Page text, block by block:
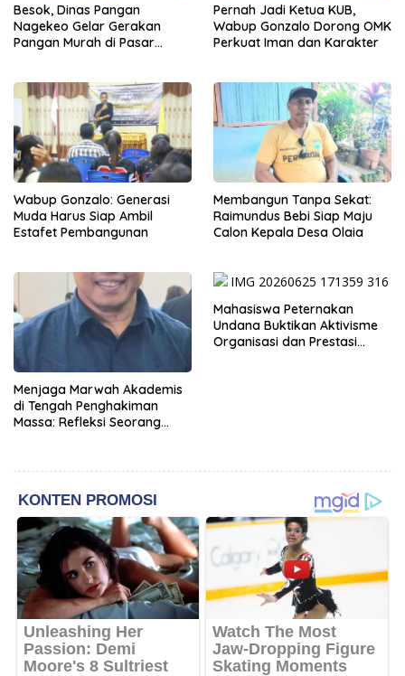
Besok, Dinas Pangan
Nagekeo Gelar Gerakan
Pangan Murah di Pasar
Pernah Jadi Ketua KUB,
Wabup Gonzalo Dorong OMK
Perkuat Iman dan Karakter
Wabup Gonzalo: Generasi
Muda Harus Siap Ambil
Estafet Pembangunan
Membangun Tanpa Sekat:
Raimundus Bebi Siap Maju
Calon Kepala Desa Olaia
Menjaga Marwah Akademis
di Tengah Penghakiman
Massa: Refleksi Seorang
Mahasiswa Peternakan
Undana Buktikan Aktivisme
Organisasi dan Prestasi